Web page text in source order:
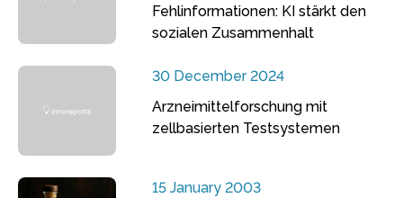
Fehlinformationen: KI stärkt den
sozialen Zusammenhalt
30 December 2024
Arzneimittelforschung mit
zellbasierten Testsystemen
15 January 2003